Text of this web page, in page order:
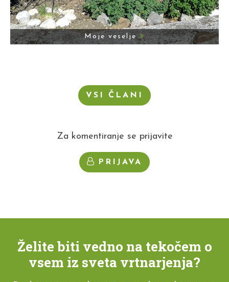
Moje veselje
VSI ČLANI
Za komentiranje se prijavite
PRIJAVA
Želite biti vedno na tekočem o
vsem iz sveta vrtnarjenja?